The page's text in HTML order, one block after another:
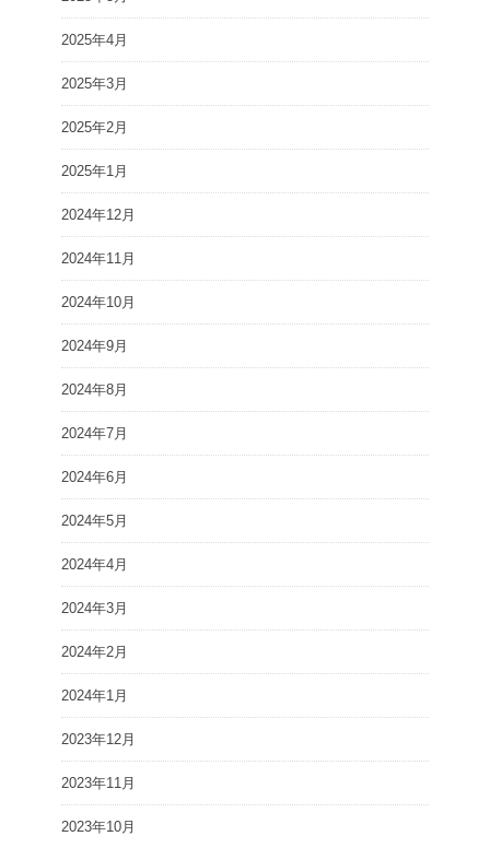
2025年4月
2025年3月
2025年2月
2025年1月
2024年12月
2024年11月
2024年10月
2024年9月
2024年8月
2024年7月
2024年6月
2024年5月
2024年4月
2024年3月
2024年2月
2024年1月
2023年12月
2023年11月
2023年10月